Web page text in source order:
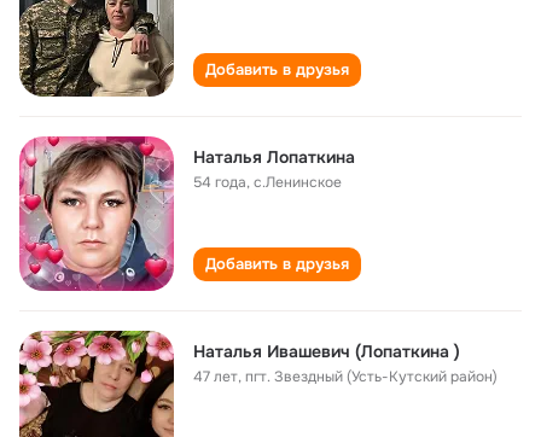
Добавить в друзья
Наталья Лопаткина
54 года,с.Ленинское
Добавить в друзья
Наталья Ивашевич (Лопаткина )
47 лет,пгт. Звездный (Усть-Кутский район)